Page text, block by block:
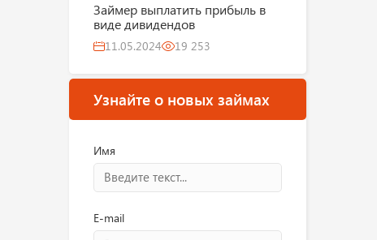
Займер выплатить прибыль в
виде дивидендов
11.05.2024 19 253
Узнайте о новых займах
Имя
E-mail